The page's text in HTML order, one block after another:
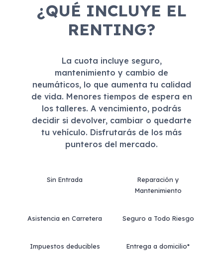
¿QUÉ INCLUYE EL
RENTING?
La cuota incluye seguro,
mantenimiento y cambio de
neumáticos, lo que aumenta tu calidad
de vida. Menores tiempos de espera en
los talleres. A vencimiento, podrás
decidir si devolver, cambiar o quedarte
tu vehículo. Disfrutarás de los más
punteros del mercado.
Sin Entrada
Reparación y
Mantenimiento
Asistencia en Carretera Seguro a Todo Riesgo
Impuestos deducibles Entrega a domicilio*